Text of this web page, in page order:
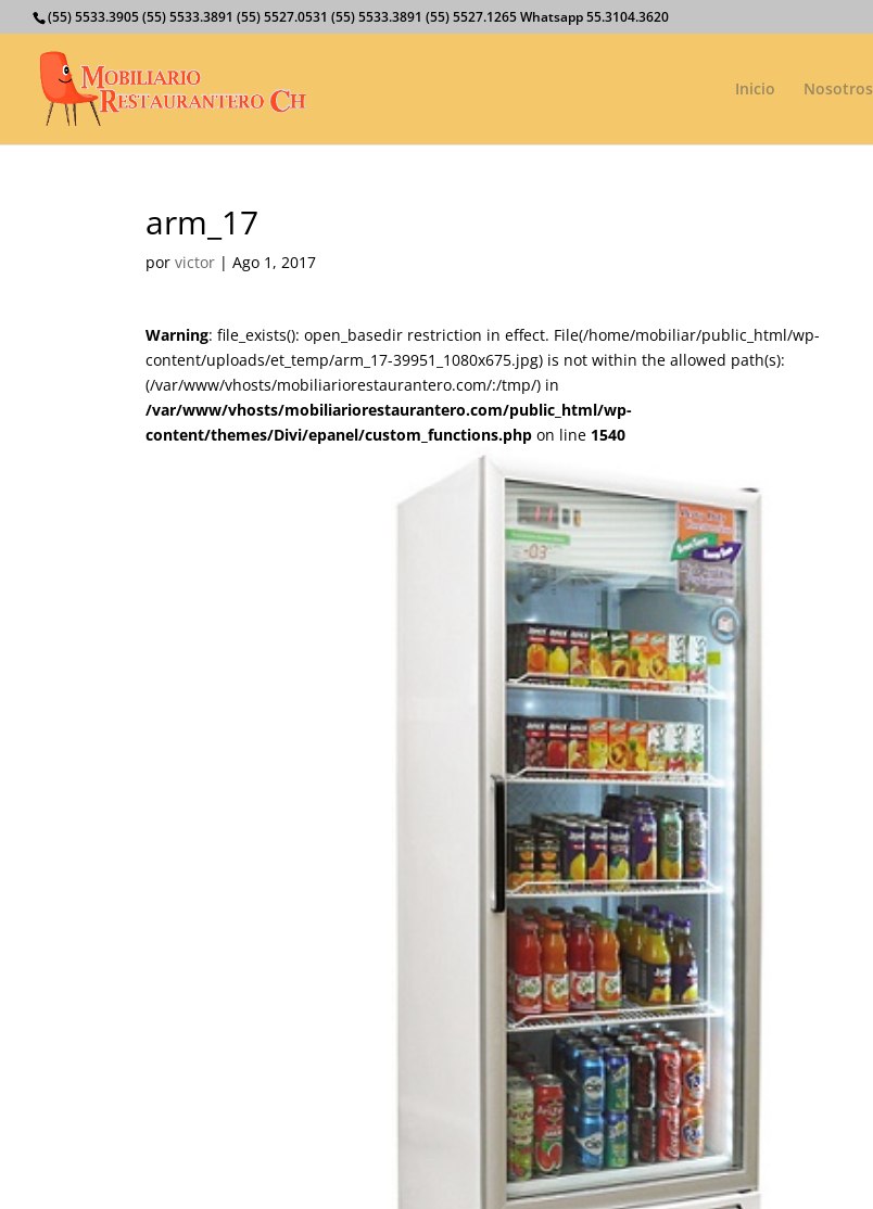
(55) 5533.3905 (55) 5533.3891 (55) 5527.0531 (55) 5533.3891 (55) 5527.1265 Whatsapp 55.3104.3620
Inicio Nosotros
arm_17
porvictor |Ago 1, 2017
Warning: file_exists(): open_basedir restriction in effect. File(/home/mobiliar/public_html/wp-
content/uploads/et_temp/arm_17-39951_1080x675.jpg) is not within the allowed path(s):
(/var/www/vhosts/mobiliariorestaurantero.com/:/tmp/) in
/var/www/vhosts/mobiliariorestaurantero.com/public_html/wp-
content/themes/Divi/epanel/custom_functions.php on line 1540